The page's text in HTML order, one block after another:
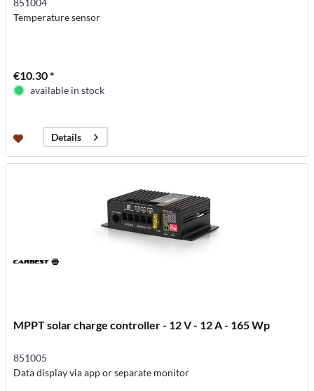
851004
Temperature sensor
€10.30 *
available in stock
Details
MPPT solar charge controller - 12 V - 12 A - 165 Wp
851005
Data display via app or separate monitor